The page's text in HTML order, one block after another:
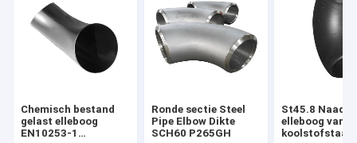
Chemisch bestand
gelast elleboog
EN10253-1
Ronde sectie Steel
Pipe Elbow Dikte
SCH60 P265GH
St45.8
elleboog van
koolstofstaal